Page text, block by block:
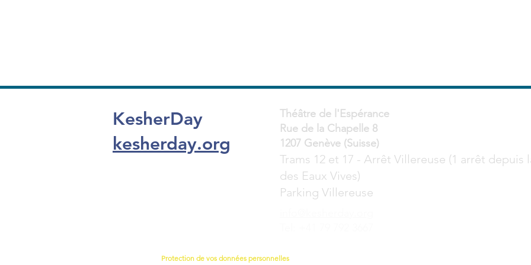
KesherDay
kesherday.org
Théâtre de l'Espérance
Rue de la Chapelle 8
1207 Genève (Suisse)
Trams 12 et 17 - Arrêt Villereuse (1 arrêt depuis
des Eaux Vives)
Parking Villereuse
Protection de vos données personnelles